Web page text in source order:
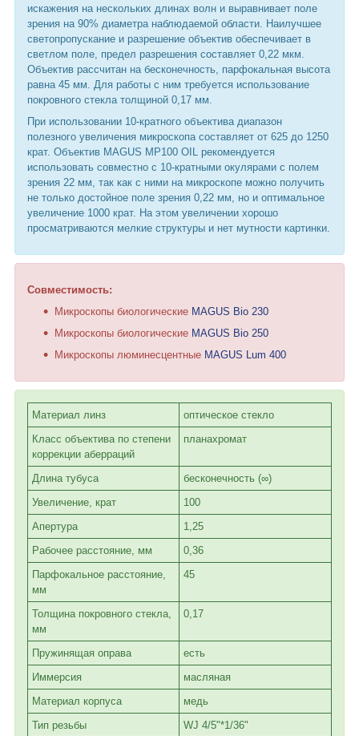
искажения на нескольких длинах волн и выравнивает поле
зрения на 90% диаметра наблюдаемой области. Наилучшее
светопропускание и разрешение объектив обеспечивает в
светлом поле, предел разрешения составляет 0,22 мкм.
Объектив рассчитан на бесконечность, парфокальная высота
равна 45 мм. Для работы с ним требуется использование
покровного стекла толщиной 0,17 мм.
При использовании 10-кратного объектива диапазон
полезного увеличения микроскопа составляет от 625 до 1250
крат. Объектив MAGUS MP100 OIL рекомендуется
использовать совместно с 10-кратными окулярами с полем
зрения 22 мм, так как с ними на микроскопе можно получить
не только достойное поле зрения 0,22 мм, но и оптимальное
увеличение 1000 крат. На этом увеличении хорошо
просматриваются мелкие структуры и нет мутности картинки.
Совместимость:
Микроскопы биологические MAGUS Bio 230
Микроскопы биологические MAGUS Bio 250
Микроскопы люминесцентные MAGUS Lum 400
Материал линз
оптическое стекло
Класс объектива по степени
коррекции аберраций
планахромат
Длина тубуса
бесконечность (∞)
Увеличение, крат
100
Апертура
1,25
Рабочее расстояние, мм
0,36
Парфокальное расстояние,
мм
45
Толщина покровного стекла,
мм
0,17
Пружинящая оправа
есть
Иммерсия
масляная
Материал корпуса
медь
Тип резьбы
WJ 4/5"*1/36"